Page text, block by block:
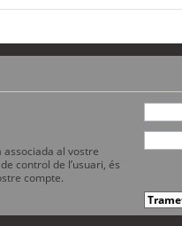
associada al vostre
control de l’usuari, és
compte.